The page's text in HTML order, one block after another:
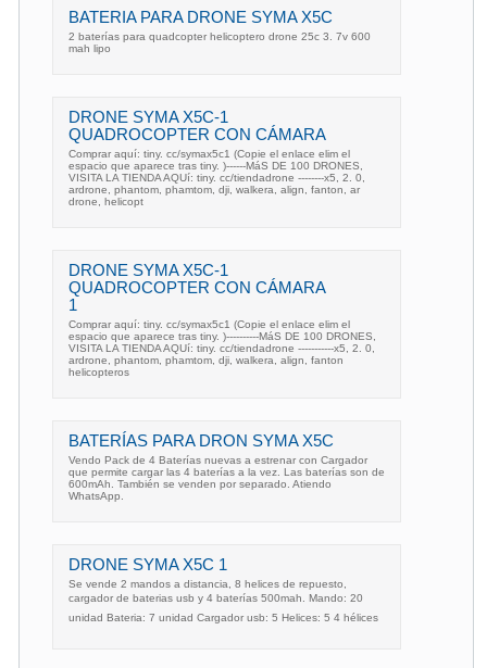
BATERIA PARA DRONE SYMA X5C
2 baterías para quadcopter helicoptero drone 25c 3. 7v 600
mah lipo
DRONE SYMA X5C-1
QUADROCOPTER CON CÁMARA
Comprar aquí: tiny. cc/symax5c1 (Copie el enlace elim el
espacio que aparece tras tiny. )------MáS DE 100 DRONES,
VISITA LA TIENDA AQUí: tiny. cc/tiendadrone --------x5, 2. 0,
ardrone, phantom, phamtom, dji, walkera, align, fanton, ar
drone, helicopt
DRONE SYMA X5C-1
QUADROCOPTER CON CÁMARA
1
Comprar aquí: tiny. cc/symax5c1 (Copie el enlace elim el
espacio que aparece tras tiny. )----------MáS DE 100 DRONES,
VISITA LA TIENDA AQUí: tiny. cc/tiendadrone -----------x5, 2. 0,
ardrone, phantom, phamtom, dji, walkera, align, fanton
helicopteros
BATERÍAS PARA DRON SYMA X5C
Vendo Pack de 4 Baterías nuevas a estrenar con Cargador
que permite cargar las 4 baterías a la vez. Las baterías son de
600mAh. También se venden por separado. Atiendo
WhatsApp.
DRONE SYMA X5C 1
Se vende 2 mandos a distancia, 8 helices de repuesto,
cargador de baterias usb y 4 baterías 500mah. Mando: 20
unidad Bateria: 7 unidad Cargador usb: 5 Helices: 5 4 hélices